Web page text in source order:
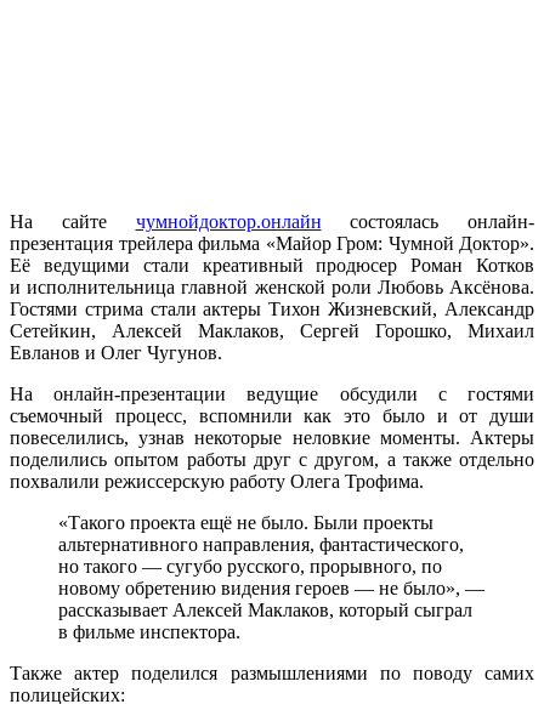
На сайте чумнойдоктор.онлайн состоялась онлайн-
презентация трейлера фильма «Майор Гром: Чумной Доктор».
Её ведущими стали креативный продюсер Роман Котков
и исполнительница главной женской роли Любовь Аксёнова.
Гостями стрима стали актеры Тихон Жизневский, Александр
Сетейкин, Алексей Маклаков, Сергей Горошко, Михаил
Евланов и Олег Чугунов.
На онлайн-презентации ведущие обсудили с гостями
съемочный процесс, вспомнили как это было и от души
повеселились, узнав некоторые неловкие моменты. Актеры
поделились опытом работы друг с другом, а также отдельно
похвалили режиссерскую работу Олега Трофима.
«Такого проекта ещё не было. Были проекты
альтернативного направления, фантастического,
но такого — сугубо русского, прорывного, по
новому обретению видения героев — не было», —
рассказывает Алексей Маклаков, который сыграл
в фильме инспектора.
Также актер поделился размышлениями по поводу самих
полицейских: